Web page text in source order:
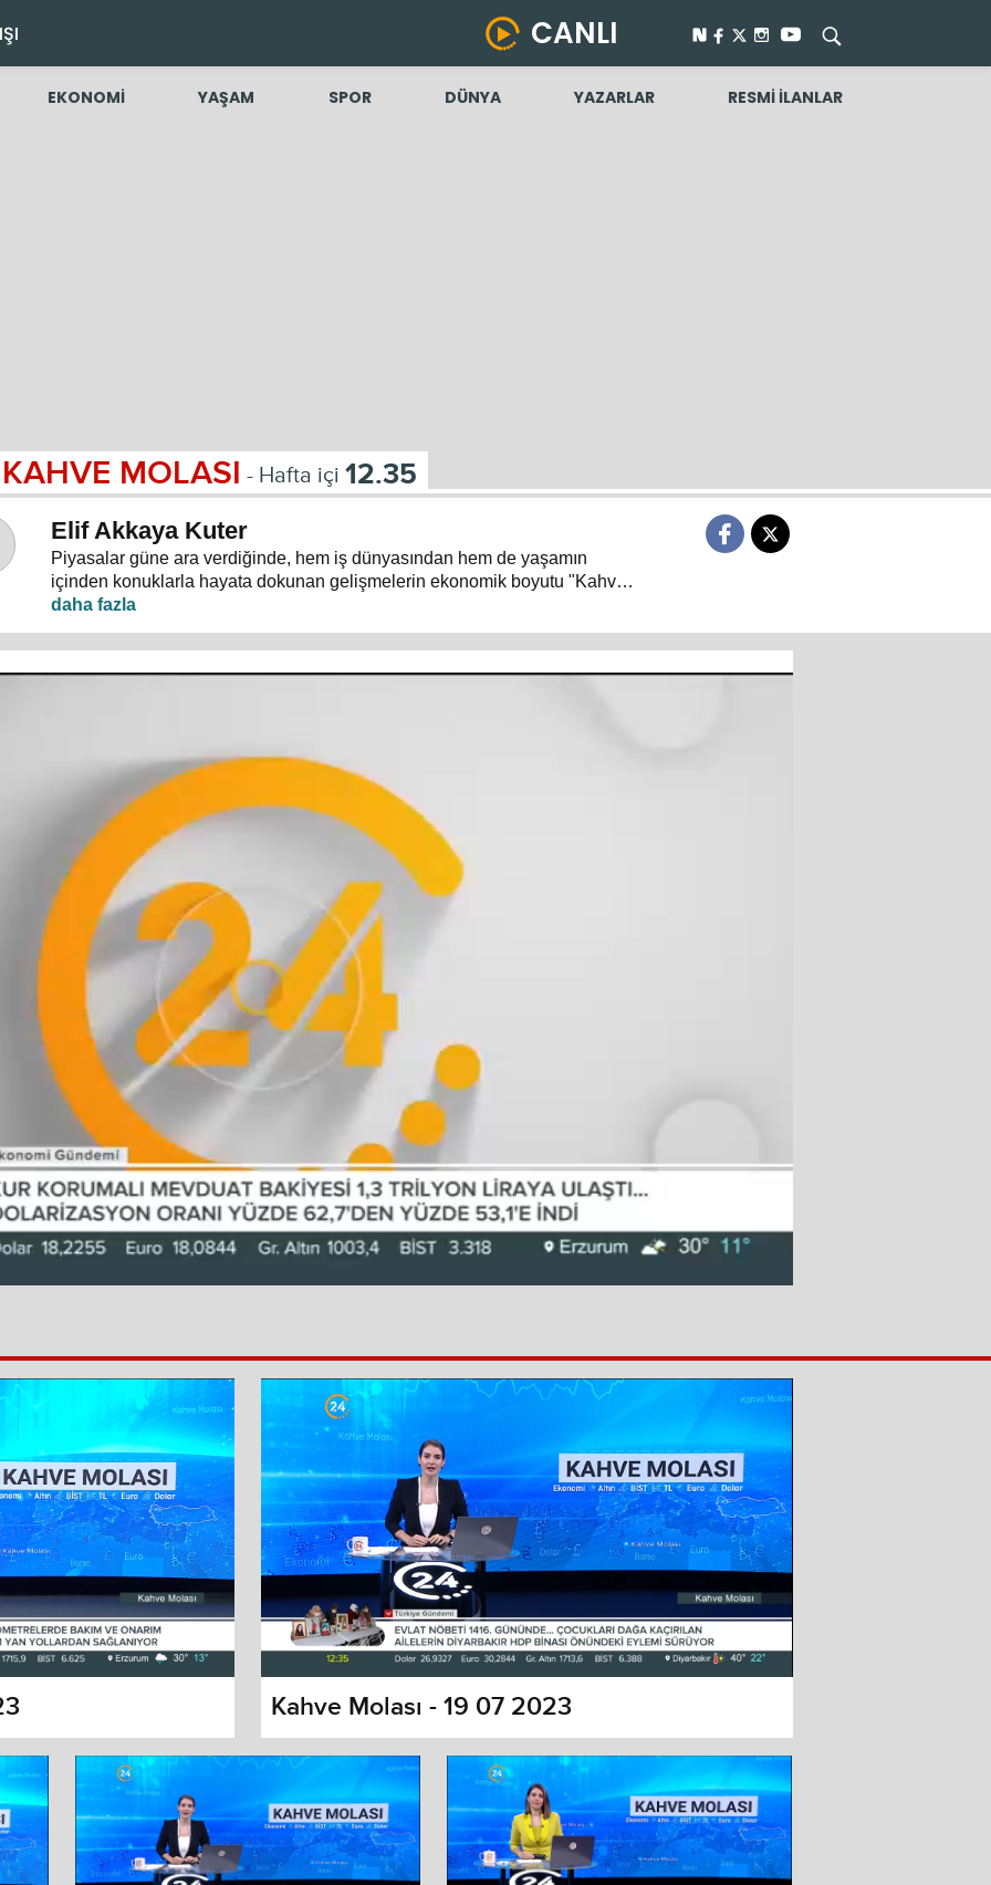
CANLI
EKONOMİ YAŞAM SPOR DÜNYA YAZARLAR RESMİ İLANLAR
KAHVE MOLASI - Hafta içi 12.35
Elif Akkaya Kuter
Piyasalar güne ara verdiğinde, hem iş dünyasından hem de yaşamın
içinden konuklarla hayata dokunan gelişmelerin ekonomik boyutu "Kahve
Molası"nda masaya yatırılıyor.
dialog
and close the window.
Kahve Molası - 19 07 2023